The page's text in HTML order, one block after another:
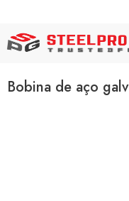
Bobina de aço